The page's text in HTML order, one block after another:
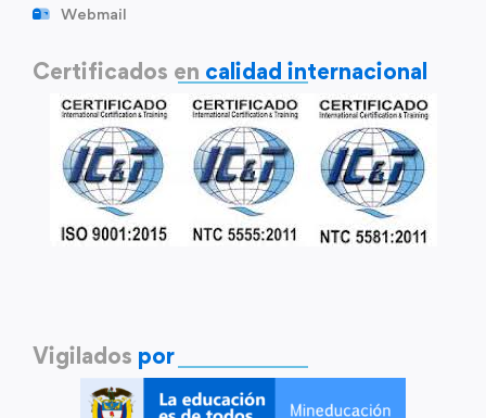
Webmail
Certificados en calidad internacional
Vigilados por